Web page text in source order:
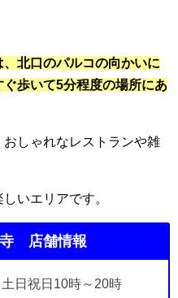
北口のパルコの向かいに
歩いて5分程度の場所にあ
しゃれなレストランや雑
いエリアです。
寺 店舗情報
日祝日10時～20時